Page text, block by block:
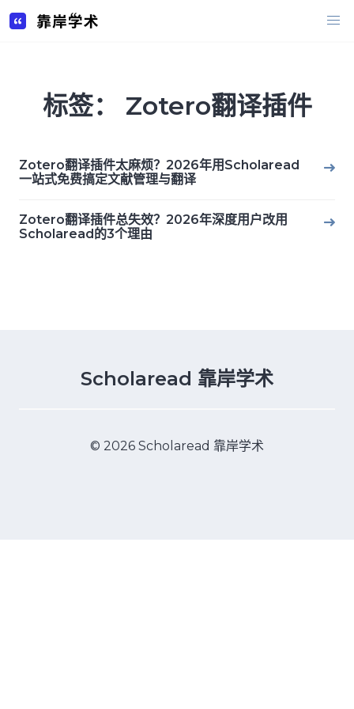
Skip
to
标签： Zotero翻译插件
Zotero翻译插件太麻烦？2026年用Scholaread
一站式免费搞定文献管理与翻译
Zotero翻译插件总失效？2026年深度用户改用
Scholaread的3个理由
Scholaread 靠岸学术
© 2026 Scholaread 靠岸学术